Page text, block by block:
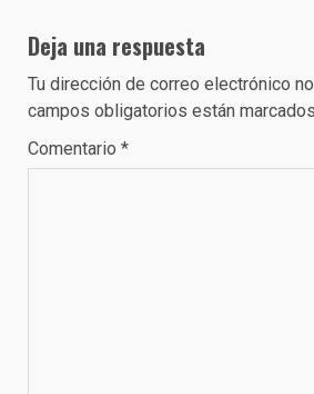
Deja una respuesta
Tu dirección de correo electrónico
campos obligatorios están
Comentario *